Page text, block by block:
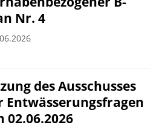
Nr. 4
des Ausschusses
Entwässerungsfragen
02.06.2026